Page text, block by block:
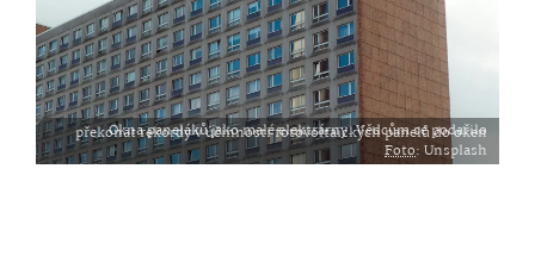
Okna paneláků jako malé elektrárny. Vědcům se podařilo překonat rekordy v účinnosti fotovoltaických panelů do oken
Foto: Unsplash